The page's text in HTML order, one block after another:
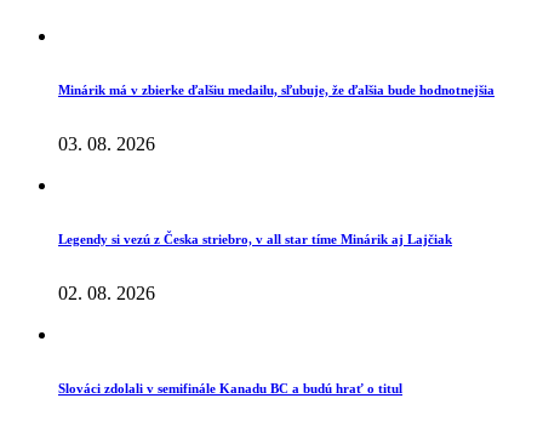
Minárik má v zbierke ďalšiu medailu, sľubuje, že ďalšia bude hodnotnejšia
03. 08. 2026
Legendy si vezú z Česka striebro, v all star tíme Minárik aj Lajčiak
02. 08. 2026
Slováci zdolali v semifinále Kanadu BC a budú hrať o titul